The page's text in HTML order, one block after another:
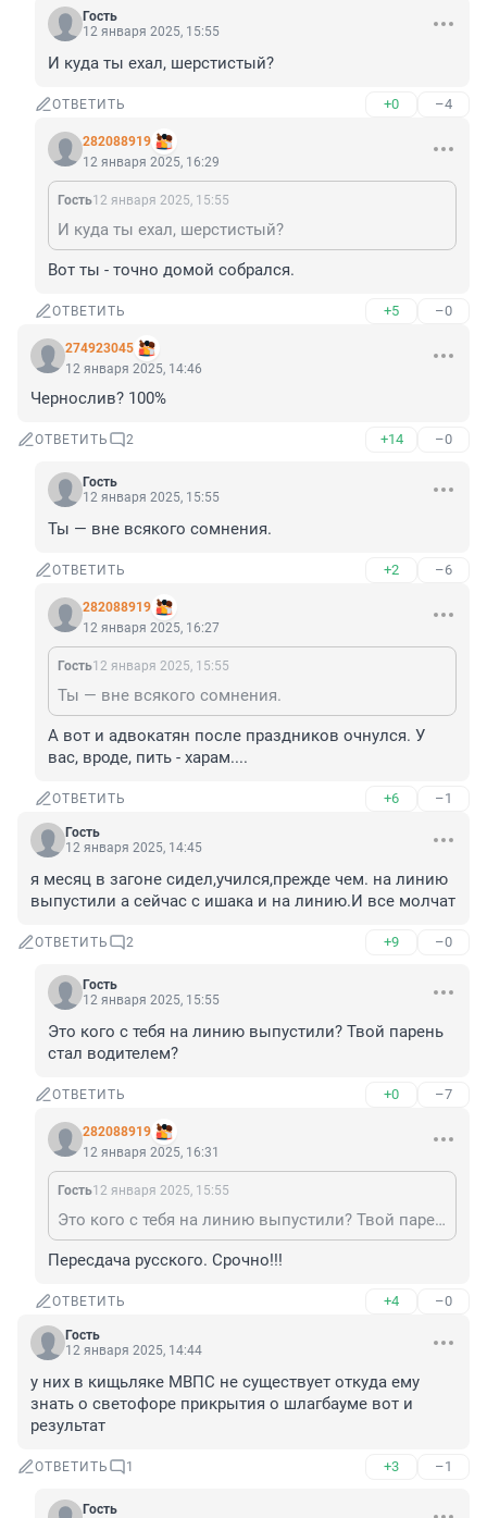
Гость
12 января 2025, 15:55
И куда ты ехал, шерстистый?
ОТВЕТИТЬ +0 –4
282088919
12 января 2025, 16:29
Гость12 января 2025, 15:55
И куда ты ехал, шерстистый?
Вот ты - точно домой собрался.
ОТВЕТИТЬ +5 –0
274923045
12 января 2025, 14:46
Чернослив? 100%
ОТВЕТИТЬ 2 +14 –0
Гость
12 января 2025, 15:55
Ты — вне всякого сомнения.
ОТВЕТИТЬ +2 –6
282088919
12 января 2025, 16:27
Гость12 января 2025, 15:55
Ты — вне всякого сомнения.
А вот и адвокатян после праздников очнулся. У
вас, вроде, пить - харам....
ОТВЕТИТЬ +6 –1
Гость
12 января 2025, 14:45
я месяц в загоне сидел,учился,прежде чем. на линию
выпустили а сейчас с ишака и на линию.И все молчат
ОТВЕТИТЬ 2 +9 –0
Гость
12 января 2025, 15:55
Это кого с тебя на линию выпустили? Твой парень
стал водителем?
ОТВЕТИТЬ +0 –7
282088919
12 января 2025, 16:31
Гость12 января 2025, 15:55
Это кого с тебя на линию выпустили? Твой парень стал водителем?
Пересдача русского. Срочно!!!
ОТВЕТИТЬ +4 –0
Гость
12 января 2025, 14:44
у них в кищьляке МВПС не существует откуда ему
знать о светофоре прикрытия о шлагбауме вот и
результат
ОТВЕТИТЬ 1 +3 –1
Гость